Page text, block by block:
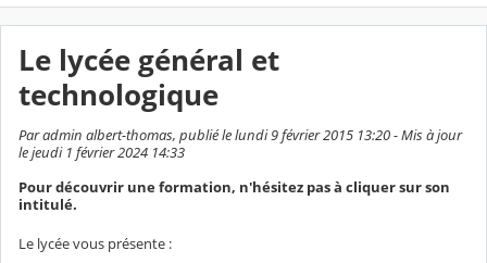
Le lycée général et
technologique
Par admin albert-thomas, publié le lundi 9 février 2015 13:20 - Mis à jour
le jeudi 1 février 2024 14:33
Pour découvrir une formation, n'hésitez pas à cliquer sur son
intitulé.
Le lycée vous présente :